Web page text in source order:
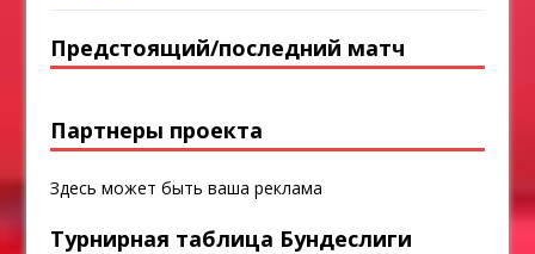
Предстоящий/последний матч
Партнеры проекта
Здесь может быть ваша реклама
Турнирная таблица Бундеслиги